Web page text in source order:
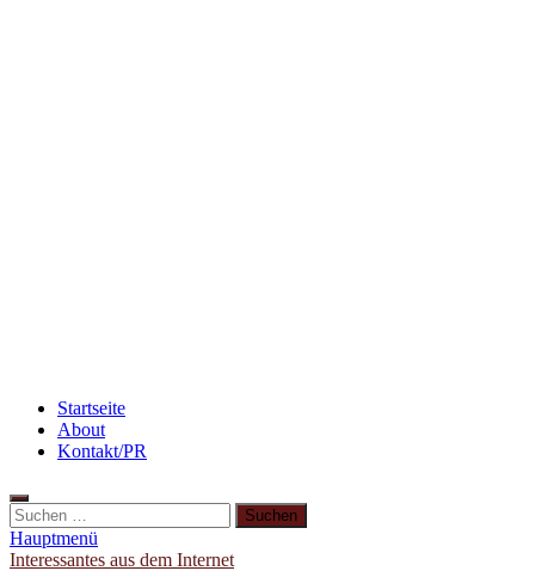
Startseite
About
Kontakt/PR
Suchen
nach:
Hauptmenü
Interessantes aus dem Internet